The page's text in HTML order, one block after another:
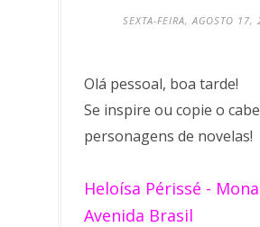
SEXTA-FEIRA, AGOSTO 17,
Olá pessoal, boa tarde!
Se inspire ou copie o
personagens de novelas!
Heloísa Périssé -
Avenida Brasil